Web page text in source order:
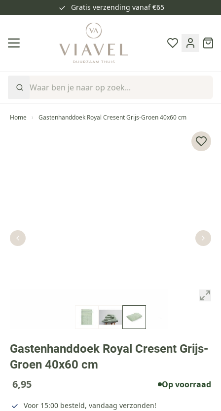
Gratis verzending vanaf €65
Cart
Home Gastenhanddoek Royal Cresent Grijs-Groen 40x60 cm
Gastenhanddoek Royal Cresent Grijs-
Groen 40x60 cm
6,95 Op voorraad
Voor 15:00 besteld, vandaag verzonden!